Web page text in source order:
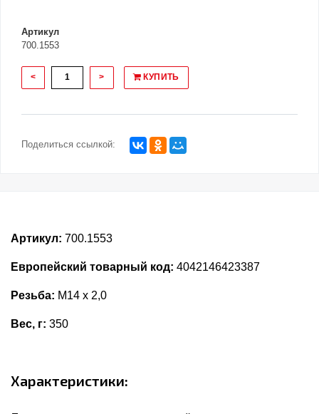
Артикул
700.1553
< > КУПИТЬ
Поделиться ссылкой:
Артикул: 700.1553
Европейский товарный код: 4042146423387
Резьба: M14 x 2,0
Вес, г: 350
Характеристики: